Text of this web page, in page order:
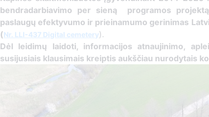
bendradarbiavimo per sieną programos
paslaugų efektyvumo ir prieinamumo gerinimas
(Nr. LLI-437 Digital cemetery).
Dėl leidimų laidoti, informacijos atnaujinimo,
susijusiais klausimais kreiptis aukščiau nurodytais